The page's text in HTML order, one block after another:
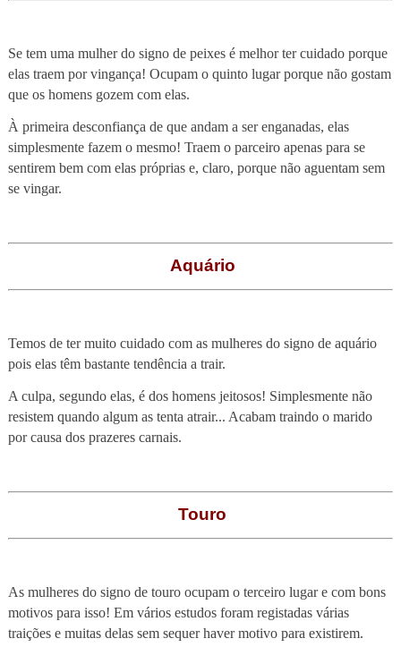
Se tem uma mulher do signo de peixes é melhor ter cuidado porque
elas traem por vingança! Ocupam o quinto lugar porque não gostam
que os homens gozem com elas.
À primeira desconfiança de que andam a ser enganadas, elas
simplesmente fazem o mesmo! Traem o parceiro apenas para se
sentirem bem com elas próprias e, claro, porque não aguentam sem
se vingar.
Aquário
Temos de ter muito cuidado com as mulheres do signo de aquário
pois elas têm bastante tendência a trair.
A culpa, segundo elas, é dos homens jeitosos! Simplesmente não
resistem quando algum as tenta atrair... Acabam traindo o marido
por causa dos prazeres carnais.
Touro
As mulheres do signo de touro ocupam o terceiro lugar e com bons
motivos para isso! Em vários estudos foram registadas várias
traições e muitas delas sem sequer haver motivo para existirem.